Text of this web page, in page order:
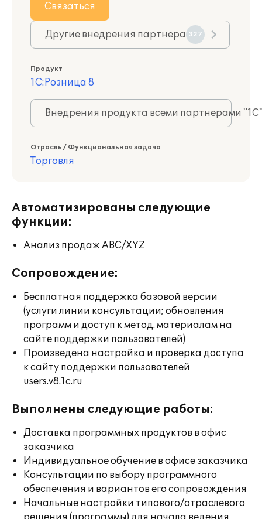
Связаться
Другие внедрения партнера 327
Продукт
1С:Розница 8
Внедрения продукта всеми партнерами
Отрасль / Функциональная задача
Торговля
Автоматизированы следующие
функции:
Анализ продаж ABC/XYZ
Сопровождение:
Бесплатная поддержка базовой версии
(услуги линии консультации; обновления
программ и доступ к метод. материалам на
сайте поддержки пользователей)
Произведена настройка и проверка доступа
к сайту поддержки пользователей
users.v8.1c.ru
Выполнены следующие работы:
Доставка программных продуктов в офис
заказчика
Индивидуальное обучение в офисе заказчика
Консультации по выбору программного
обеспечения и вариантов его сопровождения
Начальные настройки типового/отраслевого